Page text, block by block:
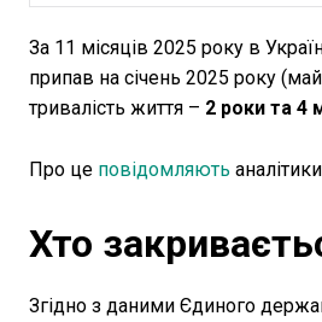
За 11 місяців 2025 року в
припав на січень 2025 року
тривалість життя – 2 роки та 4
Про це повідомляють
Хто
Згідно з даними Єдиного